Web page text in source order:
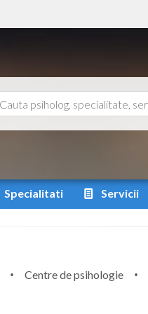
Specialitati Servicii
Centre de psihologie